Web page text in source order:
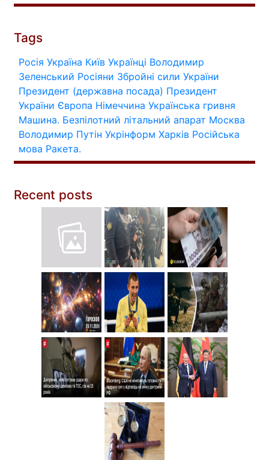
Tags
Росія Україна Київ Українці Володимир
Зеленський Росіяни Збройні сили України
Президент (державна посада) Президент
України Європа Німеччина Українська гривня
Машина. Безпілотний літальний апарат Москва
Володимир Путін Укрінформ Харків Російська
мова Ракета.
Recent posts